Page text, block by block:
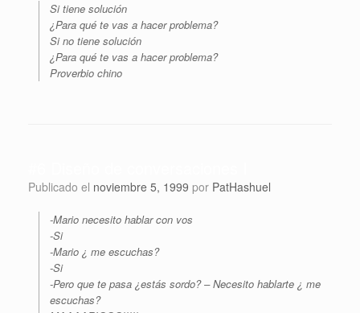
Si tiene solución
¿Para qué te vas a hacer problema?
Si no tiene solución
¿Para qué te vas a hacer problema?
Proverbio chino
Publicado el noviembre 5, 1999 por PatHashuel
-Mario necesito hablar con vos
-Si
-Mario ¿ me escuchas?
-Si
-Pero que te pasa ¿estás sordo? – Necesito hablarte ¿ me
escuchas?